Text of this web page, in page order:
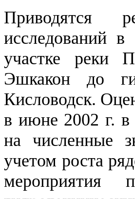
Приводятся
исследований
участке реки
Эшкакон до
Кисловодск.
в июне 2002 г. в
на численные
учетом роста
мероприятия